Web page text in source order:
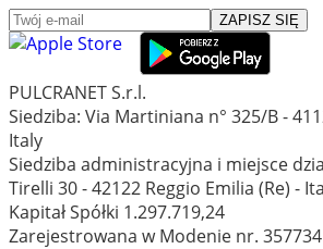
ZAPISZ SIĘ
PULCRANET S.r.l.
Siedziba: Via Martiniana n° 325/B -
Italy
Siedziba administracyjna i miejsce
Tirelli 30 - 42122 Reggio Emilia (Re) -
Kapitał Spółki 1.297.719,24
Zarejestrowana w Modenie nr. 357734